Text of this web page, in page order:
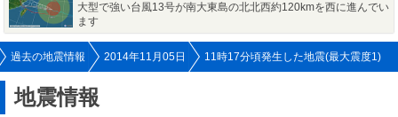
大型で強い台風13号が南大東島の北北西約120kmを西に進んでい
ます
過去の地震情報 2014年11月05日 11時17分頃発生した地震(最大震度1)
地震情報